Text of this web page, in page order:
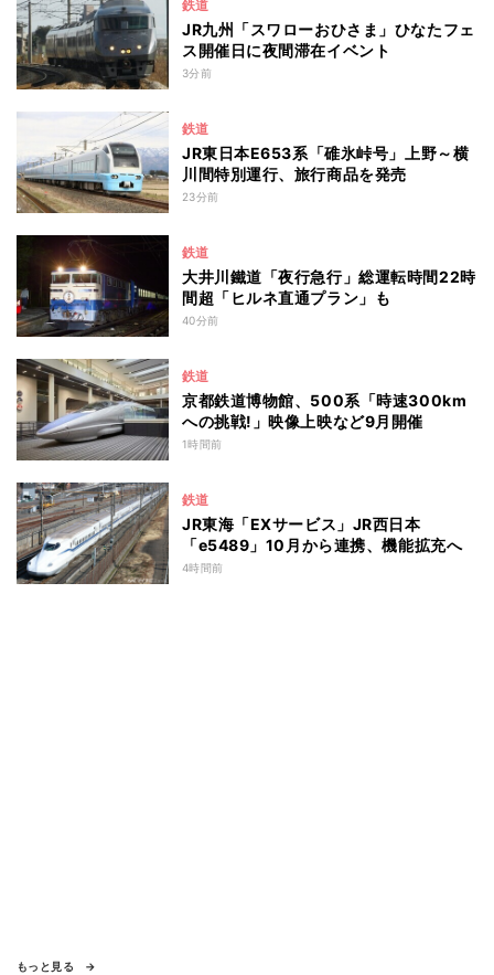
鉄道
JR九州「スワローおひさま」ひなたフェ
ス開催日に夜間滞在イベント
3分前
鉄道
JR東日本E653系「碓氷峠号」上野～横
川間特別運行、旅行商品を発売
23分前
鉄道
大井川鐵道「夜行急行」総運転時間22時
間超「ヒルネ直通プラン」も
40分前
鉄道
京都鉄道博物館、500系「時速300km
への挑戦!」映像上映など9月開催
1時間前
鉄道
JR東海「EXサービス」JR西日本
「e5489」10月から連携、機能拡充へ
4時間前
もっと見る